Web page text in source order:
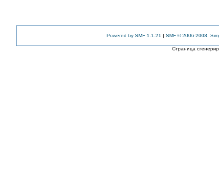
Powered by SMF 1.1.21 | SMF © 2006-2008,
Страница